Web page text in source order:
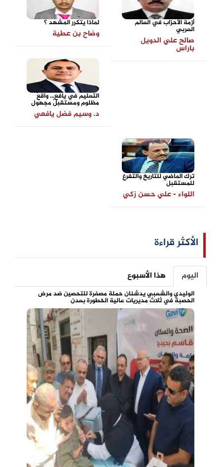
أزمة الأحزاب في العالم
العربي
صالح علي الدويل
باراس
لماذا يتكرر المشهد ؟
وضاح بن عطية
التعليم في يافع... واقعٌ
مظلوم ومستقبلٌ مجهول
د. وسيم فضل يافعي
ترك الماضي للتاريخ والتفرغ
للمستقبل
اللواء - علي حسن زكي
الأكثر قراءة
اليوم هذا الأسبوع
الوليدي والشعبي يدشنان حملة مصغرة للتحصين ضد مرض
الحصبة في ثلاث مديريات عالية الخطورة بعدن